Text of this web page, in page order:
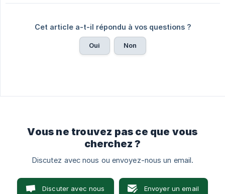
Cet article a-t-il répondu à vos questions ?
Oui Non
Vous ne trouvez pas ce que vous
cherchez ?
Discutez avec nous ou envoyez-nous un email.
Discuter avec nous Envoyer un email